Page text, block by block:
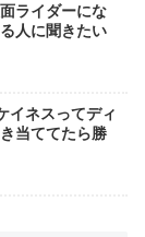
ライダーにな
人に聞きたい
イネスってディ
当ててたら勝